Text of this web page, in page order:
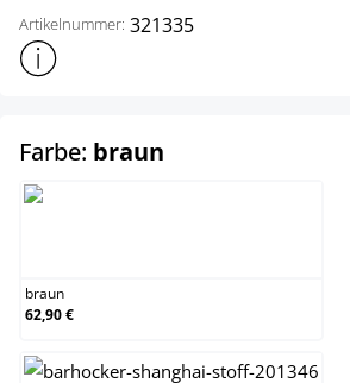
Artikelnummer: 321335
Weitere Produktinformationen anzeigen
Farbe: braun
braun
62,90 €